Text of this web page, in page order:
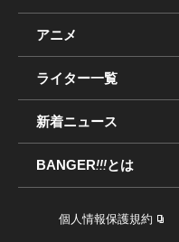
アニメ
ライター一覧
新着ニュース
BANGER!!!とは
個人情報保護規約